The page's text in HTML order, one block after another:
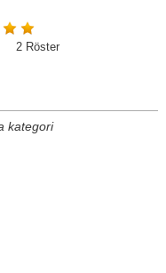
2 Röster
kategori